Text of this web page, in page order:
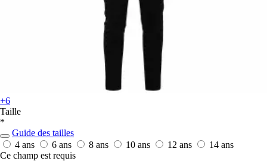
+6
Taille
*
Guide des tailles
4 ans
6 ans 8 ans 10 ans 12 ans
14 ans
Ce champ est requis